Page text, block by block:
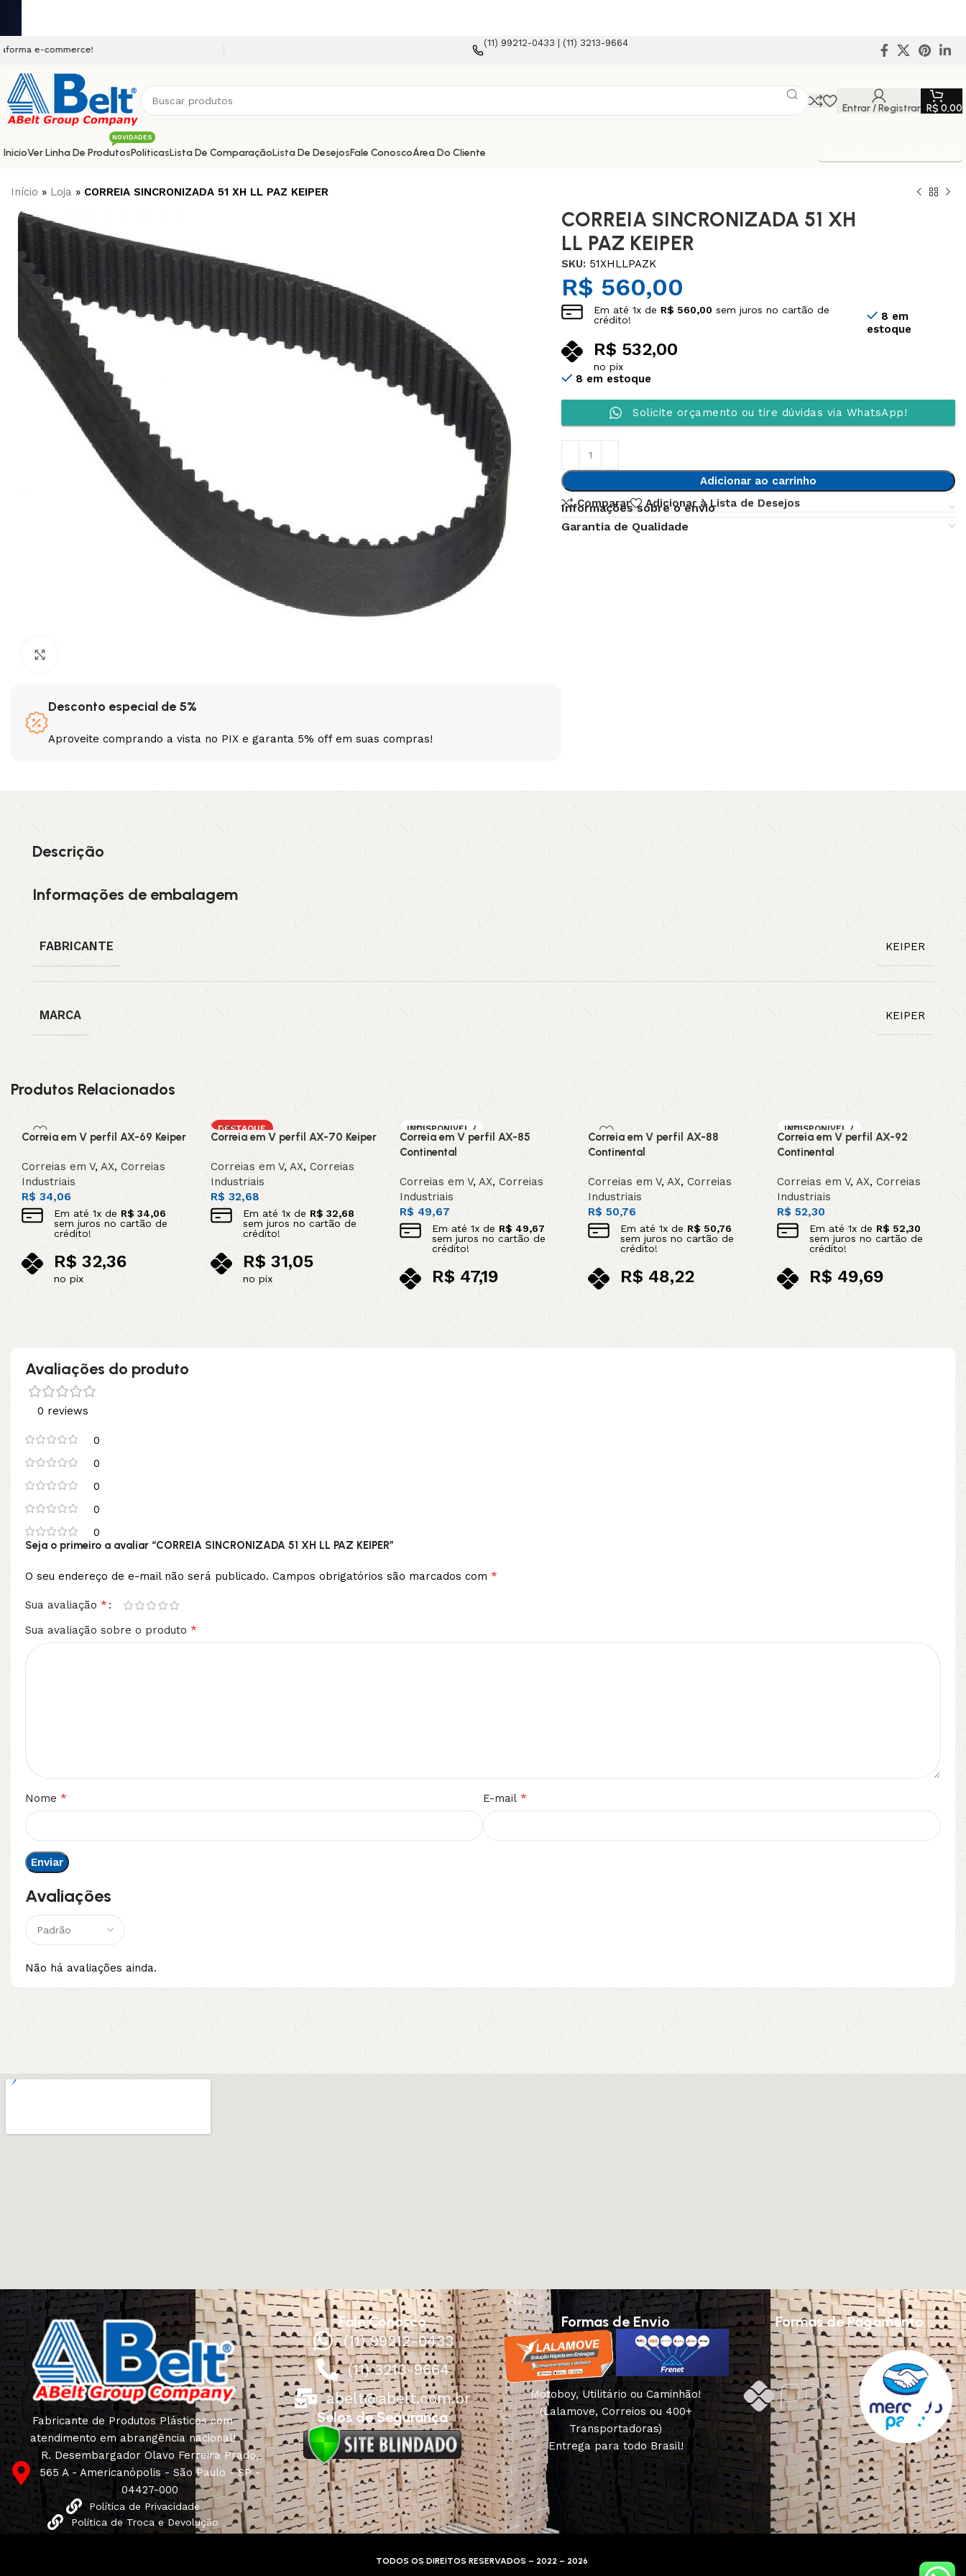
(11) 99212-0433 | (11) 3213-9664
Entrar / Registrar R$ 0,00
InicioVer Linha De Produtos
NOVIDADES
A
PL SPA SPB SPC SPZ
XPA XPB XPZ ZX
PolíticasLista De ComparaçãoLista De DesejosFale ConoscoÁrea Do Cliente
Início » Loja » CORREIA SINCRONIZADA 51 XH LL PAZ KEIPER
Desconto especial de 5%
Aproveite comprando a vista no PIX e garanta 5% off em suas compras!
CORREIA SINCRONIZADA 51 XH
LL PAZ KEIPER
SKU: 51XHLLPAZK
R$ 560,00
Em até1x de R$ 560,00 sem juros no cartão de
crédito!
R$ 532,00
no pix
8 em
estoque
8 em estoque
Solicite orçamento ou tire dúvidas via WhatsApp!
Adicionar ao carrinho
Comparar
Adicionar à Lista de Desejos
Informações sobre o envio
Garantia de Qualidade
Descrição
Informações de embalagem
FABRICANTE KEIPER
MARCA KEIPER
Produtos Relacionados
Correia em V perfil AX-69 Keiper
Correias em V, AX,Correias
Industriais
R$34,06
Em até1x de R$34,06
sem juros no cartão de
crédito!
R$32,36
no pix
Adicionar ao carrinho
DESTAQUE
Correia em V perfil AX-70 Keiper
Correias em V, AX, Correias
Industriais
R$ 32,68
Em até 1x de R$ 32,68
sem juros no cartão de
crédito!
R$31,05
no pix
Adicionar ao carrinho
INDISPONIVEL /
SOB ENCOMEN
DA
Correia em V perfil AX-85
Continental
Correias em V, AX, Correias
Industriais
R$ 49,67
Em até 1x de R$ 49,67
sem juros no cartão de
crédito!
R$47,19
no pix
Leia mais
Correia em V perfil AX-88
Continental
Correias em V,AX,Correias
Industriais
R$50,76
Em até1x deR$ 50,76
sem juros no cartão de
crédito!
R$48,22
no pix
Adicionar ao carrinho
INDISPONIVEL /
SOB ENCOMEN
DA
Correia em V perfil AX-92
Continental
Correias em V,AX,Correias
Industriais
R$ 52,30
Em até1x deR$ 52,30
sem juros no cartão de
crédito!
R$ 49,69
no pix
Leia mais
Avaliações do produto
0 reviews
0
0
0
0
0
Avaliações
Não há avaliações ainda.
Seja o primeiro a avaliar “CORREIA SINCRONIZADA 51 XH LL PAZ KEIPER”
O seu endereço de e-mail não será publicado. Campos obrigatórios são marcados com *
Sua avaliação *
Sua avaliação sobre o produto *
Nome * E-mail *
Fabricante de Produtos Plásticos com
atendimento em abrangência nacional!
R. Desembargador Olavo Ferreira Prado,
565 A - Americanópolis - São Paulo - SP -
04427-000
Política de Privacidade
Política de Troca e Devolução
Fale Conosco
(11) 99212-0433
(11) 3213-9664
abelt@abelt.com.br
Selos de Segurança
Formas de Envio
Motoboy, Utilitário ou Caminhão!
(Lalamove, Correios ou 400+
Transportadoras)
Entrega para todo Brasil!
Formas de Pagamento
TODOS OS DIREITOS RESERVADOS – 2022 – 2026